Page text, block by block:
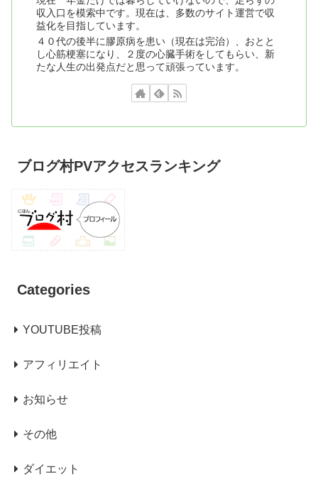
収入口を模索中です。現在は、多数のサイト運営で収
益化を目指しています。
４０代の後半に膠原病を患い（現在は完治）、おとと
し心筋梗塞になり、２度の心臓手術をしてもらい、新
たな人生の出発点だと思って頑張っています。
ブログ村PVアクセスランキング
Categories
YOUTUBE投稿
アフィリエイト
お知らせ
その他
ダイエット